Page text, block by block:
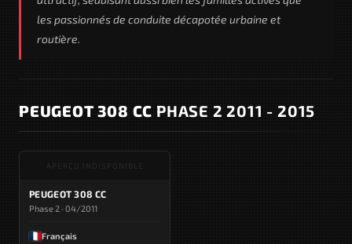
les passionnés de conduite décapotée urbaine et
routière.
PEUGEOT 308 CC PHASE 2 2011 - 2015
APERÇU INDISPONIBLE
PEUGEOT 308 CC
Phase 2 · 04/2011
Français